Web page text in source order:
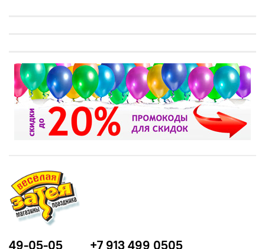
49-05-05 +7 913 499 0505